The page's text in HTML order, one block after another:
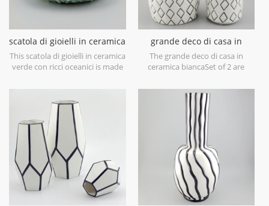
scatola di gioielli in ceramica
verde con ricci oceanici
This scatola di gioielli in ceramica
verde con ricci oceanici is made
storage or dry food and goods.
Microwave safe and food safe.
grande deco di casa in
ceramica bianca
The grande deco di casa in
ceramica biancaSet of 2 are
porcelain,is snow white with
transparent glaze on the
surface,different from the white
glaze finish. Is much more
beautiful,precious and high
value.